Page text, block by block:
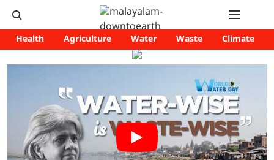
Health Agriculture Water Waste Climate